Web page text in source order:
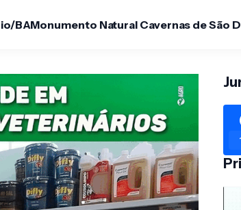
BAMonumento Natural Cavernas de São